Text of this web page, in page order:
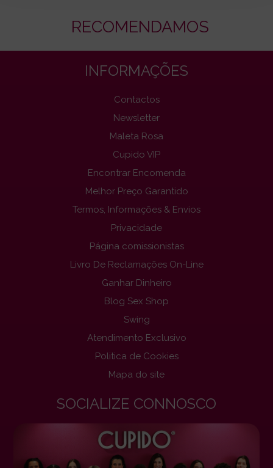
RECOMENDAMOS
INFORMAÇÕES
Contactos
Newsletter
Maleta Rosa
Cupido VIP
Encontrar Encomenda
Melhor Preço Garantido
Termos, Informações & Envios
Privacidade
Página comissionistas
Livro De Reclamações On-Line
Ganhar Dinheiro
Blog Sex Shop
Swing
Atendimento Exclusivo
Politica de Cookies
Mapa do site
SOCIALIZE CONNOSCO